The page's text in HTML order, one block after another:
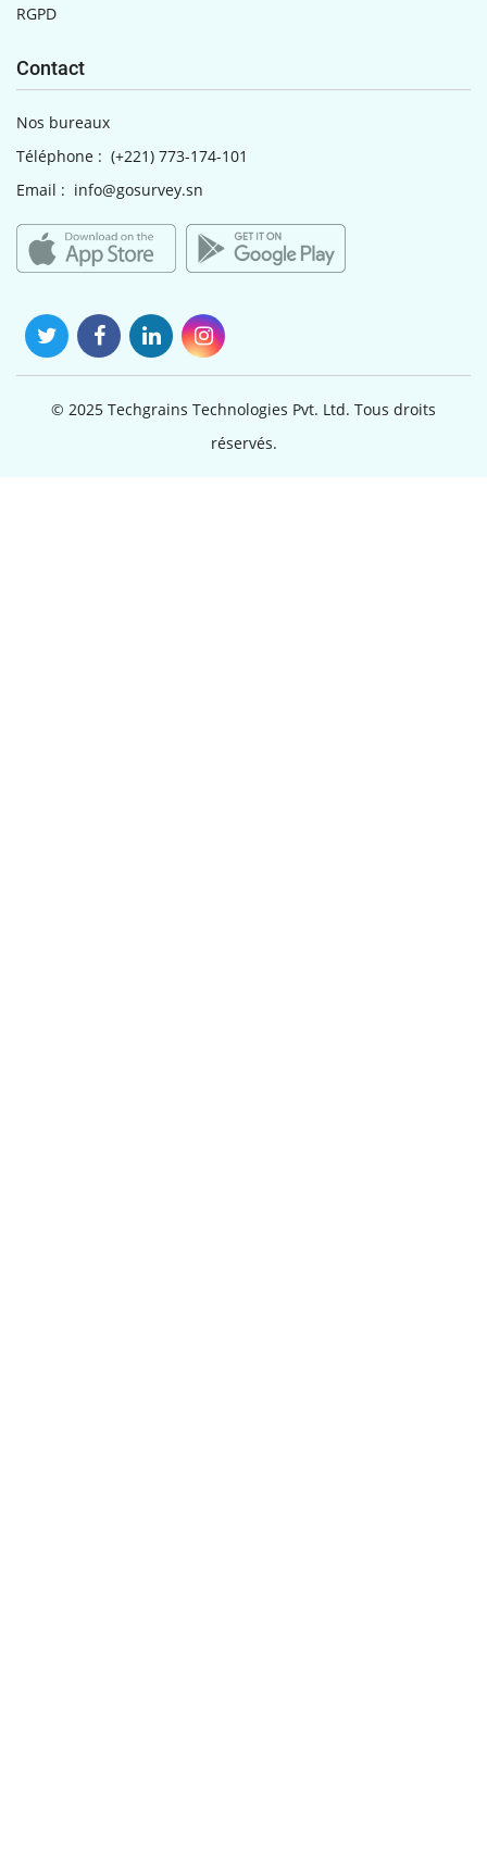
RGPD
Contact
Nos bureaux
Téléphone : (+221) 773-174-101
Email : info@gosurvey.sn
© 2025 Techgrains Technologies Pvt. Ltd. Tous droits
réservés.